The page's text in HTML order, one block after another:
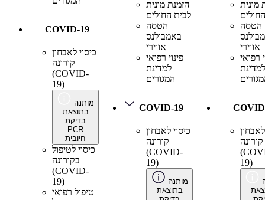
COVID-19
כיסוי לאבחון
קורונה
(COVID-
19)
מותנה
בתוצאת
בדיקת
PCR
חיובית
כיסוי לטיפול
בקורונה
(COVID-
19)
טיפול רפואי
הזמנת מונית
לבית החולים
הטסה
באמבולנס
אווירי
פינוי רפואי
למדינת
המגורים
COVID-19
כיסוי לאבחון
קורונה
(COVID-
19)
מותנה
בתוצאת
מונית
הטסה
אווירי
רפואי
למדינת
קורונה
19)